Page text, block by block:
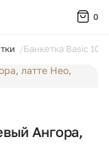
0
Банкетка Basic
Ангора,